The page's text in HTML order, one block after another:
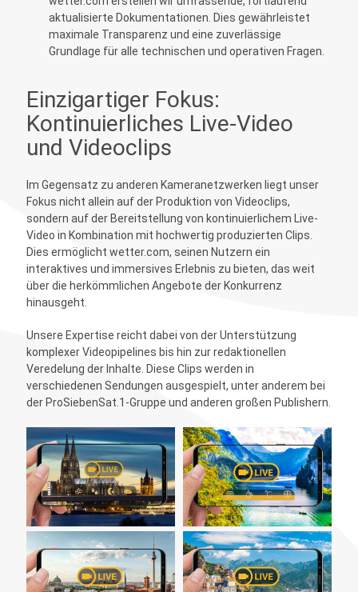
aktualisierte Dokumentationen. Dies gewährleistet
maximale Transparenz und eine zuverlässige
Grundlage für alle technischen und operativen Fragen.
Einzigartiger Fokus:
Kontinuierliches Live-Video
und Videoclips
Im Gegensatz zu anderen Kameranetzwerken liegt unser
Fokus nicht allein auf der Produktion von Videoclips,
sondern auf der Bereitstellung von kontinuierlichem Live-
Video in Kombination mit hochwertig produzierten Clips.
Dies ermöglicht wetter.com, seinen Nutzern ein
interaktives und immersives Erlebnis zu bieten, das weit
über die herkömmlichen Angebote der Konkurrenz
hinausgeht.
Unsere Expertise reicht dabei von der Unterstützung
komplexer Videopipelines bis hin zur redaktionellen
Veredelung der Inhalte. Diese Clips werden in
verschiedenen Sendungen ausgespielt, unter anderem bei
der ProSiebenSat.1-Gruppe und anderen großen Publishern.